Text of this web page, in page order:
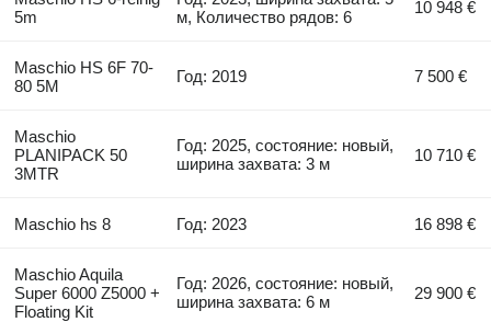
5m
м, Количество рядов: 6
10 948 €
Maschio HS 6F 70-
80 5M
Год: 2019 7 500 €
Maschio
PLANIPACK 50
3MTR
Год: 2025, состояние: новый,
ширина захвата: 3 м
10 710 €
Maschio hs 8 Год: 2023 16 898 €
Maschio Aquila
Super 6000 Z5000 +
Floating Kit
Год: 2026, состояние: новый,
ширина захвата: 6 м
29 900 €